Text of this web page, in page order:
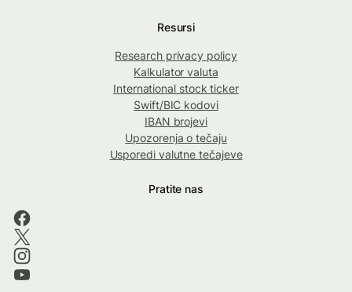
Resursi
Research privacy policy
Kalkulator valuta
International stock ticker
Swift/BIC kodovi
IBAN brojevi
Upozorenja o tečaju
Usporedi valutne tečajeve
Pratite nas